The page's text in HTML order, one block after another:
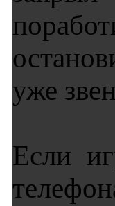
уже
Если